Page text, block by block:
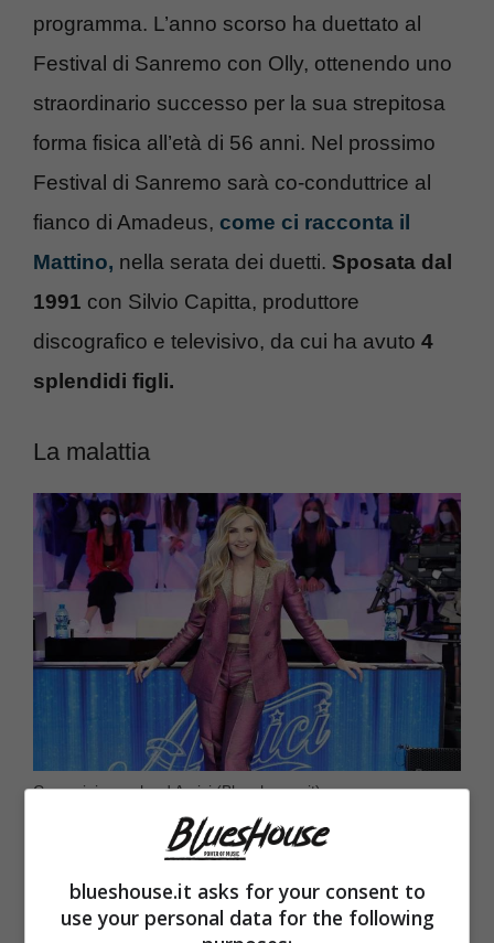
programma. L’anno scorso ha duettato al
Festival di Sanremo con Olly, ottenendo uno
straordinario successo per la sua strepitosa
forma fisica all’età di 56 anni. Nel prossimo
Festival di Sanremo sarà co-conduttrice al
fianco di Amadeus, come ci racconta il
Mattino, nella serata dei duetti. Sposata dal
1991 con Silvio Capitta, produttore
discografico e televisivo, da cui ha avuto 4
splendidi figli.
La malattia
Cuccarini, coach ad Amici (Blueshouse.it)
blueshouse.it asks for your consent to
use your personal data for the following